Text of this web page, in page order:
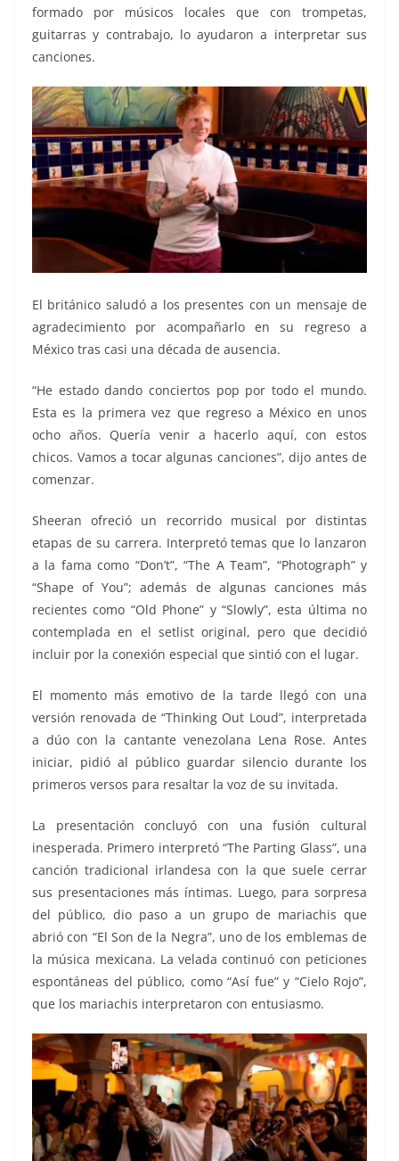
formado por músicos locales que con trompetas,
guitarras y contrabajo, lo ayudaron a interpretar sus
canciones.
El británico saludó a los presentes con un mensaje de
agradecimiento por acompañarlo en su regreso a
México tras casi una década de ausencia.
“He estado dando conciertos pop por todo el mundo.
Esta es la primera vez que regreso a México en unos
ocho años. Quería venir a hacerlo aquí, con estos
chicos. Vamos a tocar algunas canciones”, dijo antes de
comenzar.
Sheeran ofreció un recorrido musical por distintas
etapas de su carrera. Interpretó temas que lo lanzaron
a la fama como “Don’t”, “The A Team”, “Photograph” y
“Shape of You”; además de algunas canciones más
recientes como “Old Phone” y “Slowly”, esta última no
contemplada en el setlist original, pero que decidió
incluir por la conexión especial que sintió con el lugar.
El momento más emotivo de la tarde llegó con una
versión renovada de “Thinking Out Loud”, interpretada
a dúo con la cantante venezolana Lena Rose. Antes
iniciar, pidió al público guardar silencio durante los
primeros versos para resaltar la voz de su invitada.
La presentación concluyó con una fusión cultural
inesperada. Primero interpretó “The Parting Glass”, una
canción tradicional irlandesa con la que suele cerrar
sus presentaciones más íntimas. Luego, para sorpresa
del público, dio paso a un grupo de mariachis que
abrió con “El Son de la Negra”, uno de los emblemas de
la música mexicana. La velada continuó con peticiones
espontáneas del público, como “Así fue” y “Cielo Rojo”,
que los mariachis interpretaron con entusiasmo.